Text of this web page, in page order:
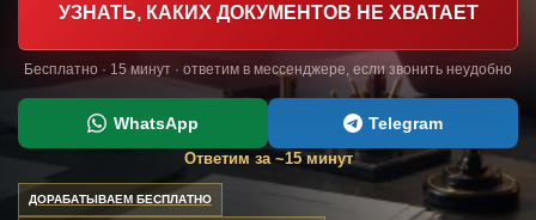
УЗНАТЬ, КАКИХ ДОКУМЕНТОВ НЕ ХВАТАЕТ
Бесплатно · 15 минут · ответим в мессенджере, если звонить неудобно
WhatsApp Telegram
Ответим за ~15 минут
ДОРАБАТЫВАЕМ БЕСПЛАТНО